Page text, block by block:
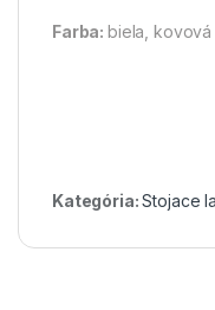
Farba:biela, kovová
Kategória:Stojace